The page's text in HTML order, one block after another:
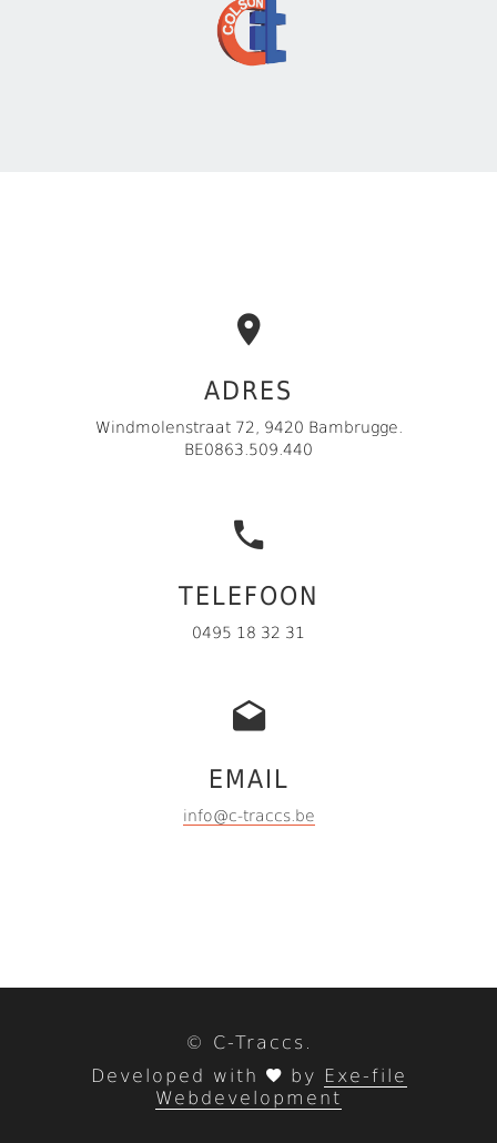
ADRES
Windmolenstraat 72, 9420 Bambrugge.
BE0863.509.440
TELEFOON
0495 18 32 31
EMAIL
info@c-traccs.be
© C-Traccs.
Developed with
by Exe-file
Webdevelopment